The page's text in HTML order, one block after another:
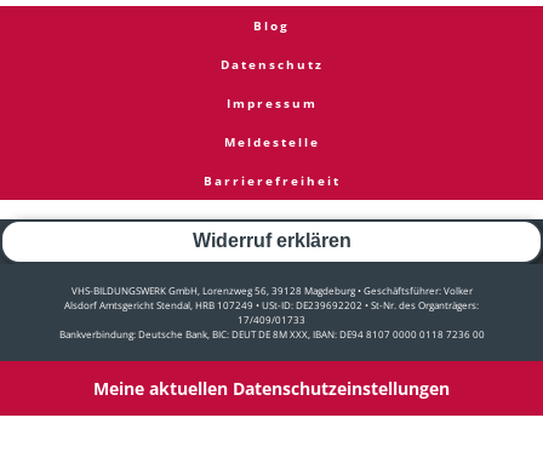
Blog
Datenschutz
Impressum
Meldestelle
Barrierefreiheit
Widerruf erklären
VHS-BILDUNGSWERK GmbH, Lorenzweg 56, 39128 Magdeburg • Geschäftsführer: Volker
Alsdorf Amtsgericht Stendal, HRB 107249 • USt-ID: DE239692202 • St-Nr. des Organträgers:
17/409/01733
Bankverbindung: Deutsche Bank, BIC: DEUT DE 8M XXX, IBAN: DE94 8107 0000 0118 7236 00
Meine aktuellen Datenschutzeinstellungen